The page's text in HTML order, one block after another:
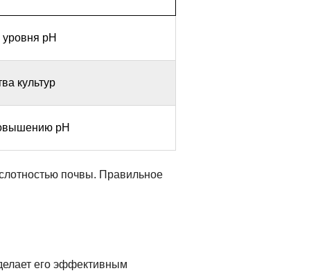
pH
культур
pH
почвы. Правильное
его эффективным